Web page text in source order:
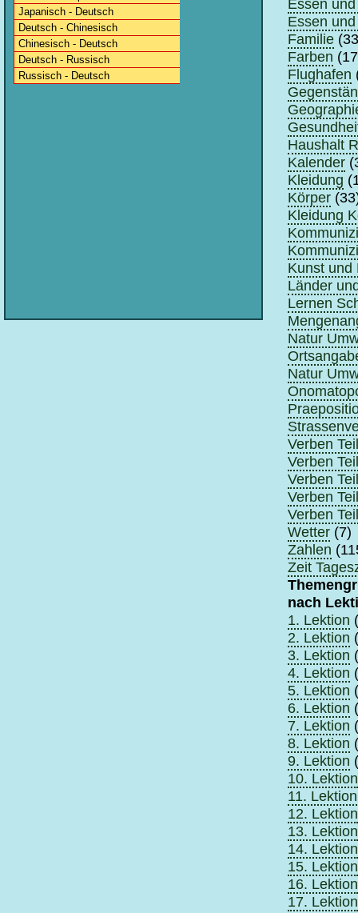
Japanisch - Deutsch
Deutsch - Chinesisch
Chinesisch - Deutsch
Deutsch - Russisch
Russisch - Deutsch
Essen
Essen
Familie
Farben
Flughafen
Haushalt
Kalender
Kleidung
Körper
Kleidung
Kunst und
Länder
Lernen
Natur
Natur
Verben
Verben
Verben
Verben
Verben
Wetter (7)
Zahlen
Zeit
nach
1. Lektion
2. Lektion
3. Lektion
4. Lektion
5. Lektion
6. Lektion
7. Lektion
8. Lektion
9. Lektion
10. Lektion
11. Lektion
12. Lektion
13. Lektion
14. Lektion
15. Lektion
16. Lektion
17. Lektion